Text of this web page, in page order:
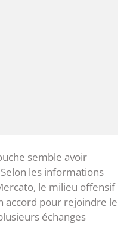
semble avoir
les informations
le milieu offensif
accord pour rejoindre le
échanges